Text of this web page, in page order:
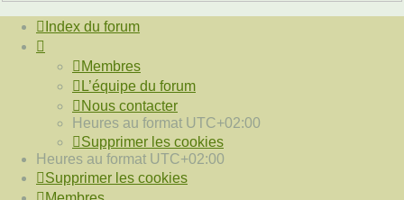
Index du forum
Membres
L’équipe du forum
Nous contacter
Heures au format UTC+02:00
Supprimer les cookies
Heures au format UTC+02:00
Supprimer les cookies